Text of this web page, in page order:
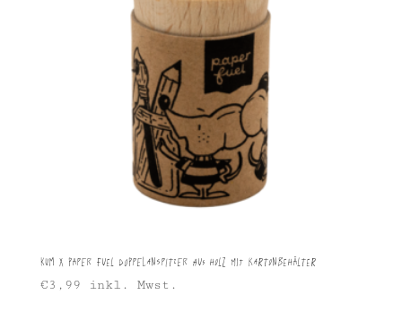
KUM X Paper Fuel Doppelanspitzer aus Holz mit Kartonbehälter
€3,99 inkl. Mwst.